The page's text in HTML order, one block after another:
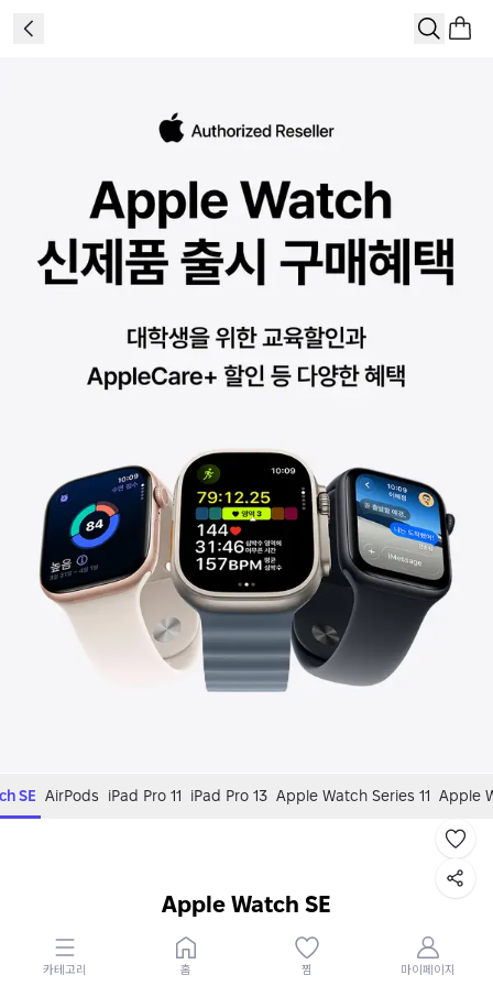
SE AirPods iPad Pro 11 iPad Pro 13 Apple Watch Series 11 Apple
Apple Watch SE
카테고리 홈 찜 마이페이지